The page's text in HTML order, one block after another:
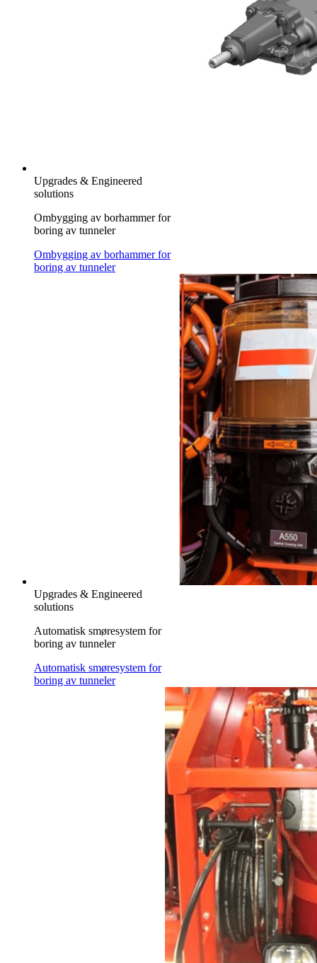
Upgrades & Engineered
solutions
Ombygging av borhammer for
boring av tunneler
Ombygging av borhammer for
boring av tunneler
Upgrades & Engineered
solutions
Automatisk smøresystem for
boring av tunneler
Automatisk smøresystem for
boring av tunneler